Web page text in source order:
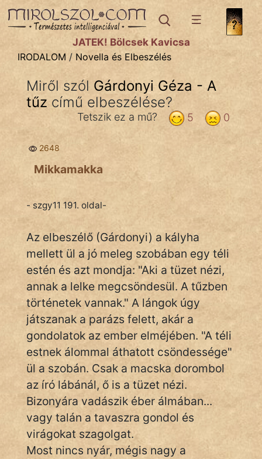
IRODALOMtémák:
Dráma
Költemény
Komédia
Kötelező
Mitológia
Monda
Novella
És
Elbeszélés
Regény
Tanmese
Vers
JÁTÉK! Bölcsek Kavicsa
IRODALOM / Novella és Elbeszélés
Miről szól Gárdonyi Géza - A
tűz című elbeszélése?
0
5
Tetszik ez a mű?
2648
Mikkamakka
- szgy11 191. oldal-
Az elbeszélő (Gárdonyi) a kályha
mellett ül a jó meleg szobában egy téli
estén és azt mondja: "Aki a tüzet nézi,
annak a lelke megcsöndesül. A tűzben
történetek vannak." A lángok úgy
játszanak a parázs felett, akár a
gondolatok az ember elméjében. "A téli
estnek álommal áthatott csöndessége"
ül a szobán. Csak a macska dorombol
az író lábánál, ő is a tüzet nézi.
Bizonyára vadászik éber álmában...
vagy talán a tavaszra gondol és
virágokat szagolgat.
Most nincs nyár, mégis nagy a